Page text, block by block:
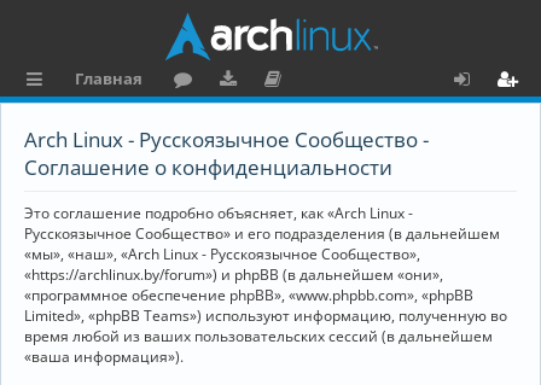
ы
к
и
Главная
ру
ру
и
ку
е
н
та
ц
Arch Linux - Русскоязычное Сообщество -
Соглашение о конфиденциальности
Это соглашение подробно объясняет, как «Arch Linux -
Русскоязычное Сообщество» и его подразделения (в дальнейшем
«мы», «наш», «Arch Linux - Русскоязычное Сообщество»,
«https://archlinux.by/forum») и phpBB (в дальнейшем «они»,
«программное обеспечение phpBB», «www.phpbb.com», «phpBB
Limited», «phpBB Teams») используют информацию, полученную во
время любой из ваших пользовательских сессий (в дальнейшем
«ваша информация»).